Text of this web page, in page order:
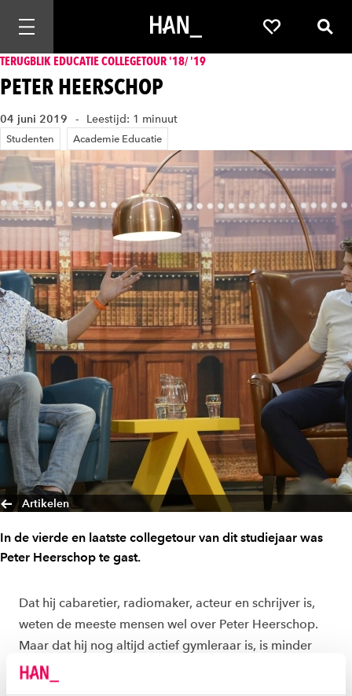
Mobiele navigatie openen Favorieten
TERUGBLIK EDUCATIE COLLEGETOUR '18/ '19
PETER HEERSCHOP
04 juni 2019 Leestijd: 1 minuut
Studenten Academie Educatie
Artikelen
In de vierde en laatste collegetour van dit studiejaar was
Peter Heerschop te gast.
Dat hij cabaretier, radiomaker, acteur en schrijver is,
weten de meeste mensen wel over Peter Heerschop.
Maar dat hij nog altijd actief gymleraar is, is minder
bekend. “Ik sta één dag per week voor de klas. Vaak
zijn dat mijn beste ‘optredens’, omdat de verbinding zo